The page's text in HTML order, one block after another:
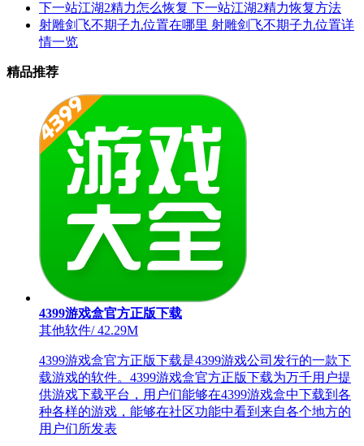
下一站江湖2精力怎么恢复 下一站江湖2精力恢复方法
射雕剑飞不期子九位置在哪里 射雕剑飞不期子九位置详
情一览
精品推荐
4399游戏盒官方正版下载
其他软件/42.29M
4399游戏盒官方正版下载是4399游戏公司发行的一款下
载游戏的软件。4399游戏盒官方正版下载为万千用户提
供游戏下载平台，用户们能够在4399游戏盒中下载到各
种各样的游戏，能够在社区功能中看到来自各个地方的
用户们所发表